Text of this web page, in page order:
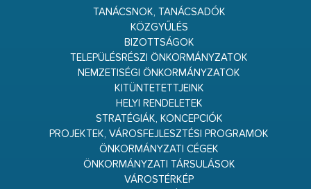
TANÁCSNOK, TANÁCSADÓK
KÖZGYŰLÉS
BIZOTTSÁGOK
TELEPÜLÉSRÉSZI ÖNKORMÁNYZATOK
NEMZETISÉGI ÖNKORMÁNYZATOK
KITÜNTETETTJEINK
HELYI RENDELETEK
STRATÉGIÁK, KONCEPCIÓK
PROJEKTEK, VÁROSFEJLESZTÉSI PROGRAMOK
ÖNKORMÁNYZATI CÉGEK
ÖNKORMÁNYZATI TÁRSULÁSOK
VÁROSTÉRKÉP